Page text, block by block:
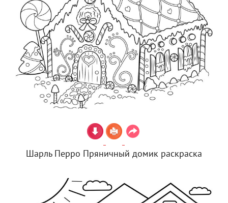
Шарль Перро Пряничный домик раскраска